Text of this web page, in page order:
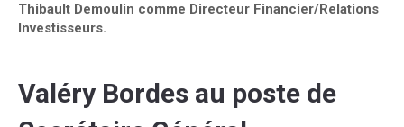
Thibault Demoulin comme Directeur Financier/Relations
Investisseurs.
Valéry Bordes au poste de